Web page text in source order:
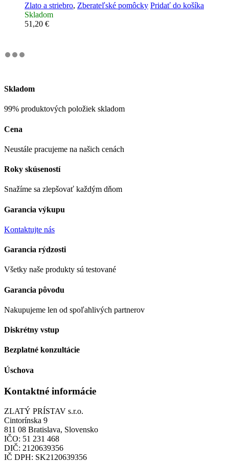
Zlato a striebro, Zberateľské pomôcky Pridať do košíka
Skladom
51,20 €
Skladom
99% produktových položiek skladom
Cena
Neustále pracujeme na našich cenách
Roky skúseností
Snažíme sa zlepšovať každým dňom
Garancia výkupu
Kontaktujte nás
Garancia rýdzosti
Všetky naše produkty sú testované
Garancia pôvodu
Nakupujeme len od spoľahlivých partnerov
Diskrétny vstup
Bezplatné konzultácie
Úschova
Kontaktné informácie
ZLATÝ PRÍSTAV s.r.o.
Cintorínska 9
811 08 Bratislava, Slovensko
IČO: 51 231 468
DIČ: 2120639356
IČ DPH: SK2120639356